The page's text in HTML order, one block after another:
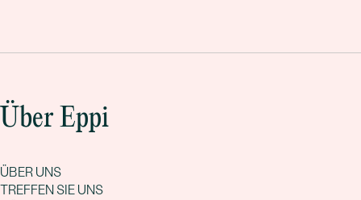
Über Eppi
ÜBER UNS
TREFFEN SIE UNS